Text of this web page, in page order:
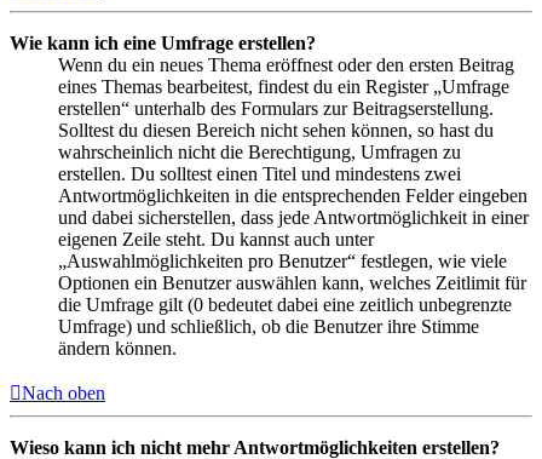
Wie kann ich eine Umfrage erstellen?
Wenn du ein neues Thema eröffnest oder den ersten Beitrag
eines Themas bearbeitest, findest du ein Register „Umfrage
erstellen“ unterhalb des Formulars zur Beitragserstellung.
Solltest du diesen Bereich nicht sehen können, so hast du
wahrscheinlich nicht die Berechtigung, Umfragen zu
erstellen. Du solltest einen Titel und mindestens zwei
Antwortmöglichkeiten in die entsprechenden Felder eingeben
und dabei sicherstellen, dass jede Antwortmöglichkeit in einer
eigenen Zeile steht. Du kannst auch unter
„Auswahlmöglichkeiten pro Benutzer“ festlegen, wie viele
Optionen ein Benutzer auswählen kann, welches Zeitlimit für
die Umfrage gilt (0 bedeutet dabei eine zeitlich unbegrenzte
Umfrage) und schließlich, ob die Benutzer ihre Stimme
ändern können.
Nach oben
Wieso kann ich nicht mehr Antwortmöglichkeiten erstellen?